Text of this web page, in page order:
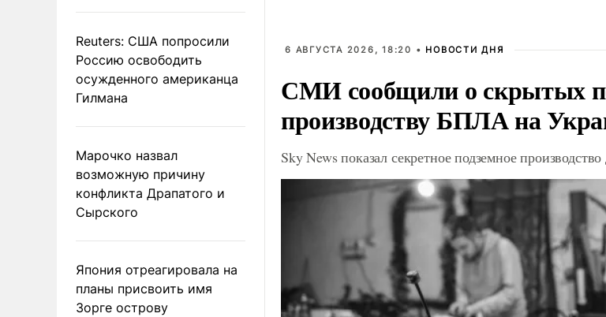
Reuters: США попросили
Россию освободить
осужденного американца
Гилмана
Марочко назвал
возможную причину
конфликта Драпатого и
Сырского
Япония отреагировала на
планы присвоить имя
Зорге острову
6 АВГУСТА 2026, 18:20 • НОВОСТИ ДНЯ
СМИ сообщили о скрытых
производству БПЛА на
Sky News показал секретное подземное